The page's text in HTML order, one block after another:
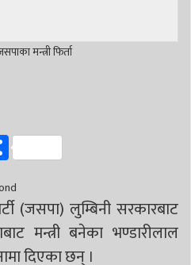
Share
(जसपा) लुम्बिनी सरकारबाट
मन्त्री बनेका भण्डारीलाल
दिएका छन् ।